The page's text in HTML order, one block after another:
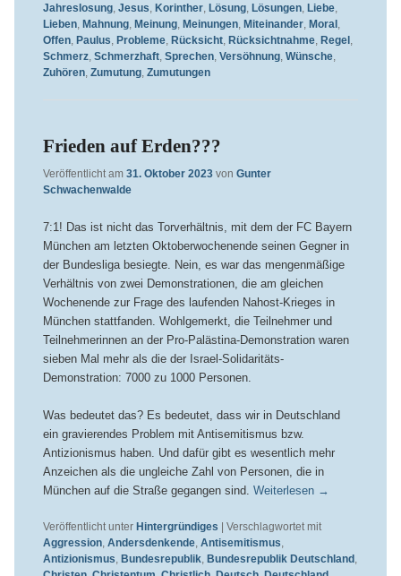
Jahreslosung, Jesus, Korinther, Lösung, Lösungen, Liebe,
Lieben, Mahnung, Meinung, Meinungen, Miteinander, Moral ,
Offen, Paulus, Probleme, Rücksicht, Rücksichtnahme, Regel ,
Schmerz, Schmerzhaft, Sprechen, Versöhnung, Wünsche,
Zuhören, Zumutung, Zumutungen
Frieden auf Erden???
Veröffentlicht am 31. Oktober 2023 von Gunter
Schwachenwalde
7:1! Das ist nicht das Torverhältnis, mit dem der FC Bayern
München am letzten Oktoberwochenende seinen Gegner in
der Bundesliga besiegte. Nein, es war das mengenmäßige
Verhältnis von zwei Demonstrationen, die am gleichen
Wochenende zur Frage des laufenden Nahost-Krieges in
München stattfanden. Wohlgemerkt, die Teilnehmer und
Teilnehmerinnen an der Pro-Palästina-Demonstration waren
sieben Mal mehr als die der Israel-Solidaritäts-
Demonstration: 7000 zu 1000 Personen.
Was bedeutet das? Es bedeutet, dass wir in Deutschland
ein gravierendes Problem mit Antisemitismus bzw.
Antizionismus haben. Und dafür gibt es wesentlich mehr
Anzeichen als die ungleiche Zahl von Personen, die in
München auf die Straße gegangen sind. Weiterlesen →
Veröffentlicht unter Hintergründiges | Verschlagwortet mit
Aggression, Andersdenkende, Antisemitismus,
Antizionismus, Bundesrepublik, Bundesrepublik Deutschland,